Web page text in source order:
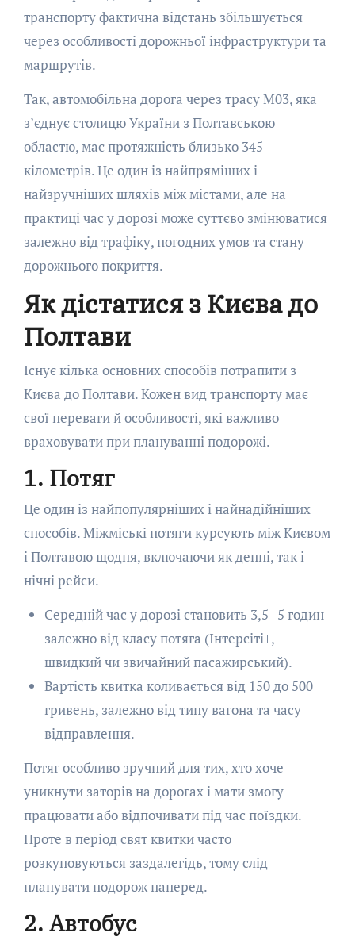
транспорту фактична відстань збільшується
через особливості дорожньої інфраструктури та
маршрутів.
Так, автомобільна дорога через трасу М03, яка
з’єднує столицю України з Полтавською
областю, має протяжність близько 345
кілометрів. Це один із найпряміших і
найзручніших шляхів між містами, але на
практиці час у дорозі може суттєво змінюватися
залежно від трафіку, погодних умов та стану
дорожнього покриття.
Як дістатися з Києва до
Полтави
Існує кілька основних способів потрапити з
Києва до Полтави. Кожен вид транспорту має
свої переваги й особливості, які важливо
враховувати при плануванні подорожі.
1. Потяг
Це один із найпопулярніших і найнадійніших
способів. Міжміські потяги курсують між Києвом
і Полтавою щодня, включаючи як денні, так і
нічні рейси.
Середній час у дорозі становить 3,5–5 годин
залежно від класу потяга (Інтерсіті+,
швидкий чи звичайний пасажирський).
Вартість квитка коливається від 150 до 500
гривень, залежно від типу вагона та часу
відправлення.
Потяг особливо зручний для тих, хто хоче
уникнути заторів на дорогах і мати змогу
працювати або відпочивати під час поїздки.
Проте в період свят квитки часто
розкуповуються заздалегідь, тому слід
планувати подорож наперед.
2. Автобус